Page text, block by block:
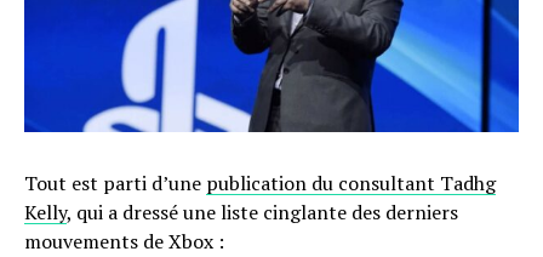
Tout est parti d’une publication du consultant Tadhg
Kelly, qui a dressé une liste cinglante des derniers
mouvements de Xbox :